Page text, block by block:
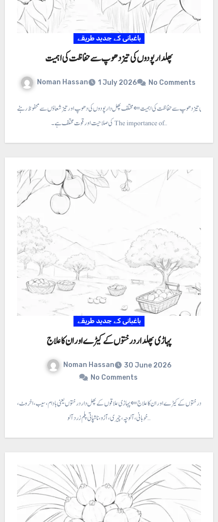
باغبانی کے جدید طریقے
پھلدار پودوں کی تیز دھوپ سے حفاظت کی اہمیت
Noman Hassan 1 July 2026 No Comments
پودوں کی تیز دھوپ سے حفاظت کی اہمیت ⇐مختلف پھل دار پودوں کی دھوپ اور تیز شعاؤں سے محفوظ رہنے
کی صلاحیت اور قوت مختلف ہے۔ The importance of…
باغبانی کے جدید طریقے
پہاڑی پھلدار درختوں کے کیڑے اور ان کا علاج
Noman Hassan
30 June 2026
No Comments
پھلدار درختوں کے کیڑے اور ان کا علاج ⇐ پہاڑی علاقوں کے پھل دار درختوں یعنی با دام، سیب، اخروٹ،
خوبانی، آلوچہ ، چیری، آڑو، ناشپاتی پلم زرد آلو…